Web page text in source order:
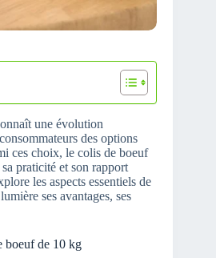
une évolution
des options
ces choix, le colis de boeuf
praticité et son rapport
les aspects essentiels de
ses avantages, ses
boeuf de 10 kg